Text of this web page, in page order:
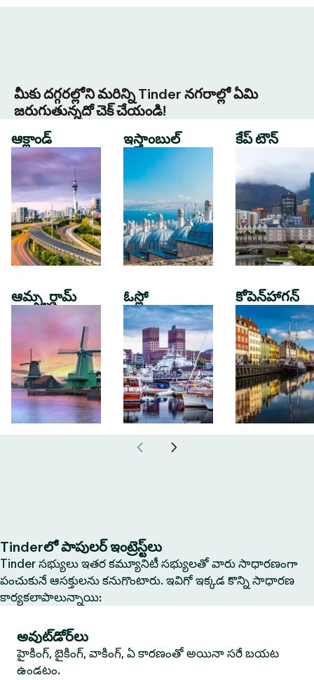
మీకు దగ్గరల్లోని మరిన్ని Tinder నగరాల్లో ఏమి
జరుగుతున్నదో చెక్ చేయండి!
ఆక్లాండ్
ఆమ్స్టర్డామ్
ఇస్తాంబుల్
ఓస్లో
కేప్ టౌన్
కోపెన్‌హాగన్
Tinderలో పాపులర్ ఇంట్రెస్ట్‌లు
Tinder సభ్యులు ఇతర కమ్యూనిటీ సభ్యులతో వారు సాధారణంగా
పంచుకునే ఆసక్తులను కనుగొంటారు. ఇవిగో ఇక్కడ కొన్ని సాధారణ
కార్యకలాపాలున్నాయి:
అవుట్‌డోర్‌లు
హైకింగ్, బైకింగ్, వాకింగ్, ఏ కారణంతో అయినా సరే బయట
ఉండటం.